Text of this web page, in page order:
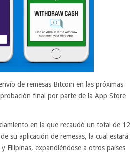
de remesas Bitcoin en las próximas
final por parte de la App Store
en la que recaudó un total de 12
su aplicación de remesas, la cual estará
Filipinas, expandiéndose a otros países